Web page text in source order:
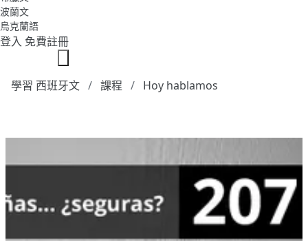
波蘭文
烏克蘭語
登入 免費註冊
學習 西班牙文 課程 Hoy hablamos